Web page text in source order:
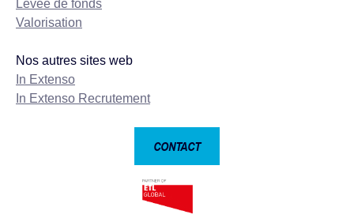
Levée de fonds
Valorisation
Nos autres sites web
In Extenso
In Extenso Recrutement
CONTACT